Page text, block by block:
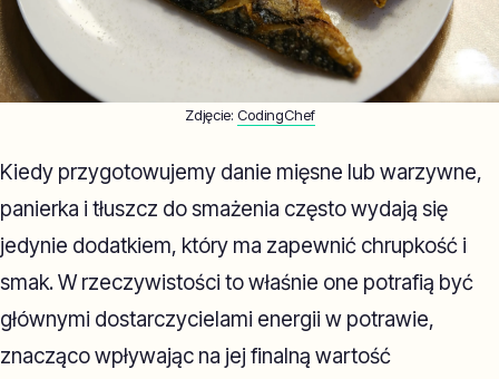
Zdjęcie: CodingChef
Kiedy przygotowujemy danie mięsne lub warzywne,
panierka i tłuszcz do smażenia często wydają się
jedynie dodatkiem, który ma zapewnić chrupkość i
smak. W rzeczywistości to właśnie one potrafią być
głównymi dostarczycielami energii w potrawie,
znacząco wpływając na jej finalną wartość